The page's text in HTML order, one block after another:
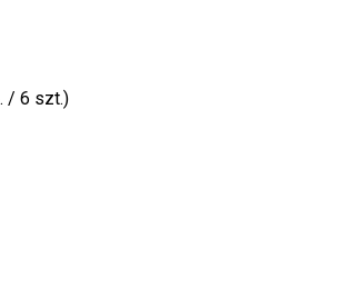
w koszyku.
/ 6 szt.)